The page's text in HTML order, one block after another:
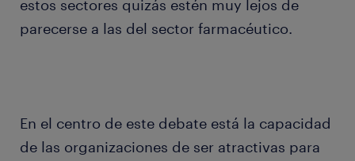
estos sectores quizás estén muy lejos de
parecerse a las del sector farmacéutico.
En el centro de este debate está la capacidad
de las organizaciones de ser atractivas para